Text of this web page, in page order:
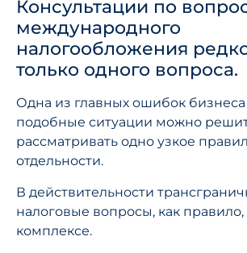
Консультации по
международного
налогообложения
только одного вопроса.
Одна из главных ошибок бизнеса
подобные ситуации можно
рассматривать одно узкое
отдельности.
В действительности
налоговые вопросы, как
комплексе.